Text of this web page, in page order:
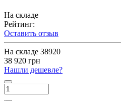
На складе
Рейтинг:
Оставить отзыв
На складе 38920
38 920 грн
Нашли дешевле?